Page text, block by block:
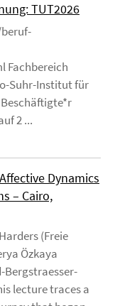
TUT2026
Fachbereich
Suhr-Institut für
2 ...
Dynamics
– Cairo,
(Freie
Özkaya
Bergstraesser-
lecture traces a